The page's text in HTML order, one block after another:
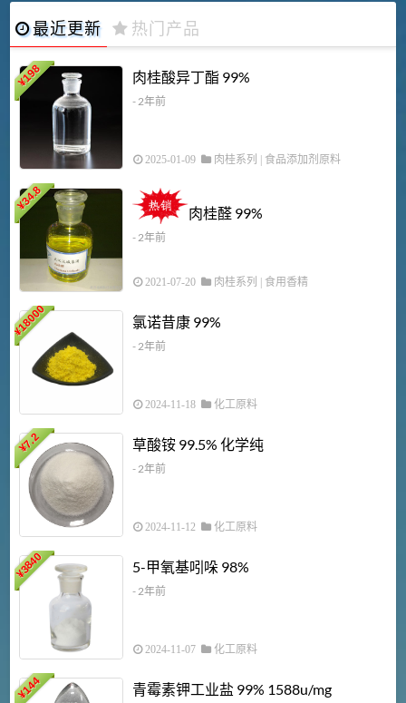
最近更新 热门产品
¥
198 肉桂酸异丁酯 99%
- 2年前
2025-01-09 肉桂系列 食品添加剂原料
¥
34.8
肉桂醛 99%
- 2年前
2021-07-20 肉桂系列 食用香精
¥
18000 氯诺昔康 99%
- 2年前
2024-11-18 化工原料
¥
7.2 草酸铵 99.5% 化学纯
- 2年前
2024-11-12 化工原料
¥
3840 5-甲氧基吲哚 98%
- 2年前
2024-11-07 化工原料
¥
144 青霉素钾工业盐 99% 1588u/mg